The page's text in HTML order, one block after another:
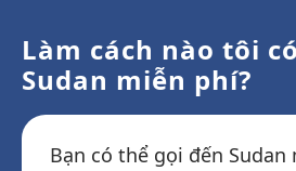
Làm cách nào tôi
Sudan miễn phí?
Bạn có thể gọi đến